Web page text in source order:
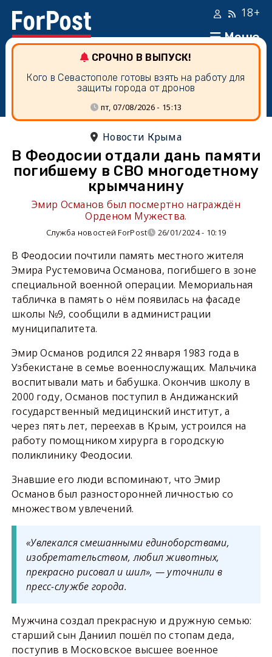
Меню
18+
СРОЧНО В ВЫПУСК!
Кого в Севастополе готовы взять на работу для
защиты города от дронов
пт, 07/08/2026 - 15:13
Новости Крыма
В Феодосии отдали дань памяти
погибшему в СВО многодетному
крымчанину
Эмир Османов был посмертно награждён
Орденом Мужества.
Служба новостей ForPost 26/01/2024 - 10:19
В Феодосии почтили память местного жителя
Эмира Рустемовича Османова, погибшего в зоне
специальной военной операции. Мемориальная
табличка в память о нём появилась на фасаде
школы №9, сообщили в администрации
муниципалитета.
Эмир Османов родился 22 января 1983 года в
Узбекистане в семье военнослужащих. Мальчика
воспитывали мать и бабушка. Окончив школу в
2000 году, Османов поступил в Андижанский
государственный медицинский институт, а
через пять лет, переехав в Крым, устроился на
работу помощником хирурга в городскую
поликлинику Феодосии.
Знавшие его люди вспоминают, что Эмир
Османов был разносторонней личностью со
множеством увлечений.
«Увлекался смешанными единоборствами,
изобретательством, любил животных,
прекрасно рисовал и шил», — уточнили в
пресс-службе города.
Мужчина создал прекрасную и дружную семью:
старший сын Даниил пошёл по стопам деда,
поступив в Московское высшее военное